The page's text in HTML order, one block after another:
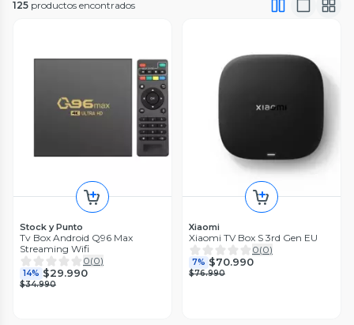
125 productos encontrados
Stock y Punto
Tv Box Android Q96 Max
Streaming Wifi
0(0)
14% $29.990
$34.990
Xiaomi
Xiaomi TV Box S 3rd Gen EU
0(0)
7% $70.990
$76.990